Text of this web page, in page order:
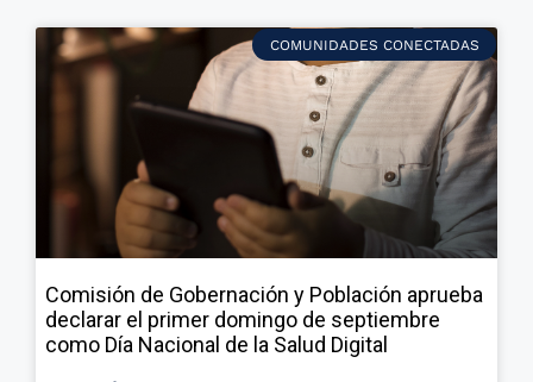
COMUNIDADES CONECTADAS
Comisión de Gobernación y Población aprueba
declarar el primer domingo de septiembre
como Día Nacional de la Salud Digital